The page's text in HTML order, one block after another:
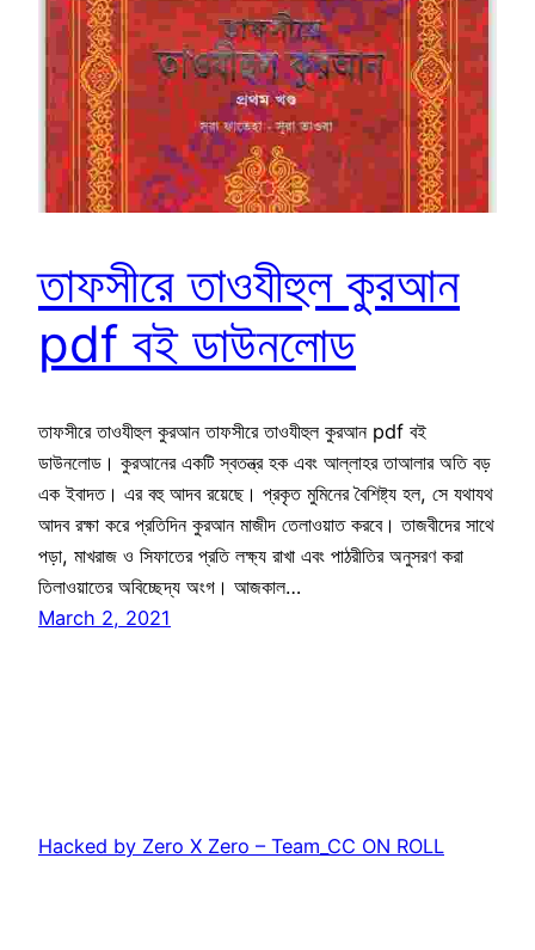
তাফসীরে তাওযীহুল কুরআন
pdf বই ডাউনলোড
তাফসীরে তাওযীহুল কুরআন তাফসীরে তাওযীহুল কুরআন pdf বই
ডাউনলোড। কুরআনের একটি স্বতন্ত্র হক এবং আল্লাহর তাআলার অতি বড়
এক ইবাদত। এর বহু আদব রয়েছে। প্রকৃত মুমিনের বৈশিষ্ট্য হল, সে যথাযথ
আদব রক্ষা করে প্রতিদিন কুরআন মাজীদ তেলাওয়াত করবে। তাজবীদের সাথে
পড়া, মাখরাজ ও সিফাতের প্রতি লক্ষ্য রাখা এবং পাঠরীতির অনুসরণ করা
তিলাওয়াতের অবিচ্ছেদ্য অংগ। আজকাল…
March 2, 2021
Hacked by Zero X Zero – Team_CC ON ROLL